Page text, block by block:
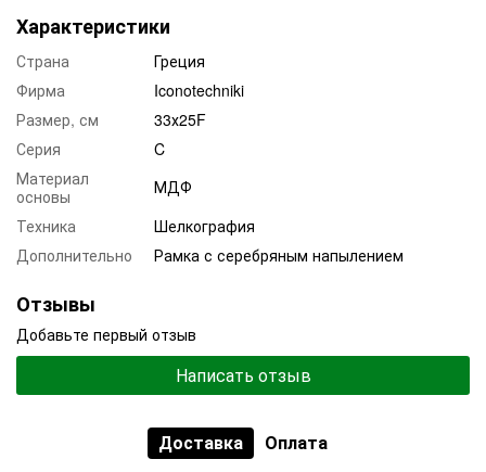
Характеристики
Страна
Греция
Фирма
Iconotechniki
Размер, см
33х25F
Серия
C
Материал
основы
МДФ
Техника
Шелкография
Дополнительно
Рамка с серебряным напылением
Отзывы
Добавьте первый отзыв
Написать отзыв
Доставка Оплата